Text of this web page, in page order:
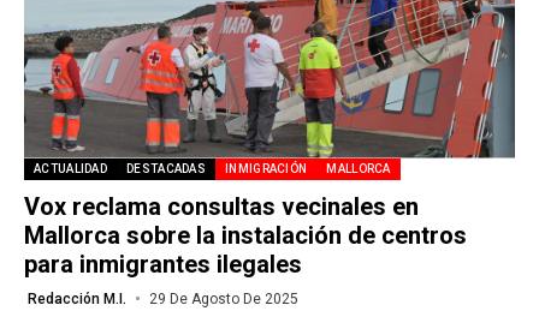
ACTUALIDAD DESTACADAS INMIGRACIÓN MALLORCA
Vox reclama consultas vecinales en
Mallorca sobre la instalación de centros
para inmigrantes ilegales
Redacción M.I. 29 De Agosto De 2025